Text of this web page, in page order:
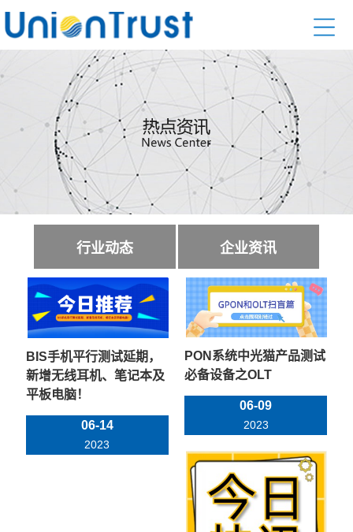
行业动态 企业资讯
BIS手机平行测试延期，
新增无线耳机、笔记本及
平板电脑！
06-14
2023
PON系统中光猫产品测试
必备设备之OLT
06-09
2023